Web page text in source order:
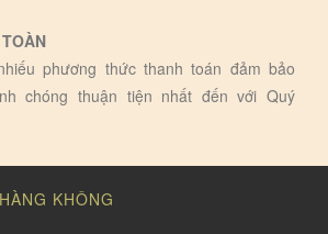
phương thức thanh toán đảm bảo
chóng thuận tiện nhất đến với Quý
KHÔNG